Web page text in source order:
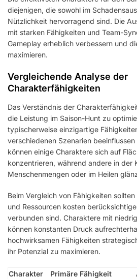
diejenigen, die sowohl im
Nützlichkeit hervorragend sind. Die
mit starken Fähigkeiten und Team-
Gameplay erheblich verbessern und
maximieren.
Vergleichende Analyse der
Charakterfähigkeiten
Das Verständnis der
die Leistung im Saison-Hunt zu
typischerweise einzigartige
verschiedenen Szenarien
können einige Charaktere sich auf
konzentrieren, während andere in der
Menschenmengen oder im Heilen
Beim Vergleich von Fähigkeiten
und Ressourcen kosten
verbunden sind. Charaktere mit
können konstanten Druck
hochwirksamen Fähigkeiten
ihr Potenzial zu maximieren.
Charakter Primäre Fähigkeit